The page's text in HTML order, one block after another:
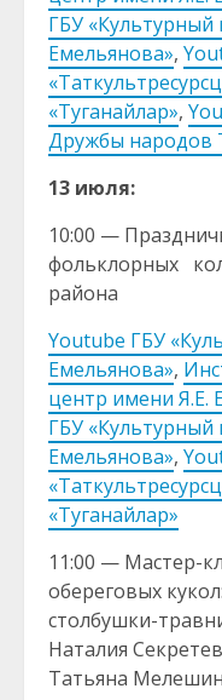
ГБУ «Культурный
Емельянова»,
«Туганайлар»,
Дружбы народов
13 июля:
10:00 —
фольклорных
района
Youtube ГБУ
Емельянова»,
центр имени Я.Е.
ГБУ «Культурный
Емельянова»,
«Туганайлар»
11:00 — Мастер-
обереговых
столбушки-
Наталия
Татьяна